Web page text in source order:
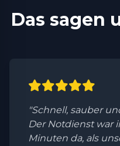
Das sagen
"Schnell, sauber
Der Notdienst war
Minuten da, als